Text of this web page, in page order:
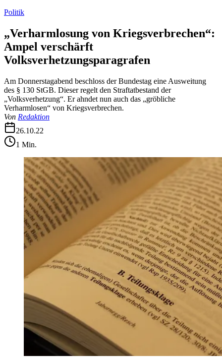
Politik
„Verharmlosung von Kriegsverbrechen“:
Ampel verschärft
Volksverhetzungsparagrafen
Am Donnerstagabend beschloss der Bundestag eine Ausweitung
des § 130 StGB. Dieser regelt den Straftatbestand der
„Volksverhetzung“. Er ahndet nun auch das „gröbliche
Verharmlosen“ von Kriegsverbrechen.
Von Redaktion
26.10.22
1 Min.